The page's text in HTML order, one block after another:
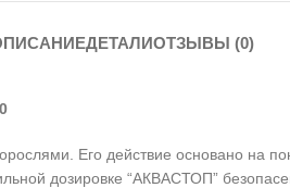
ДЕТАЛИОТЗЫВЫ (0)
Его действие основано на
дозировке “АКВАСТОП”